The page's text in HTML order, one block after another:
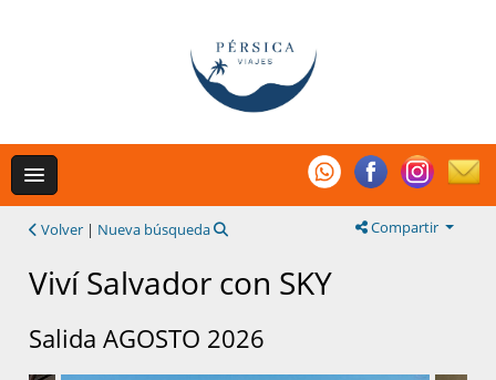
Volver | Nueva búsqueda Compartir
Viví Salvador con SKY
Salida AGOSTO 2026